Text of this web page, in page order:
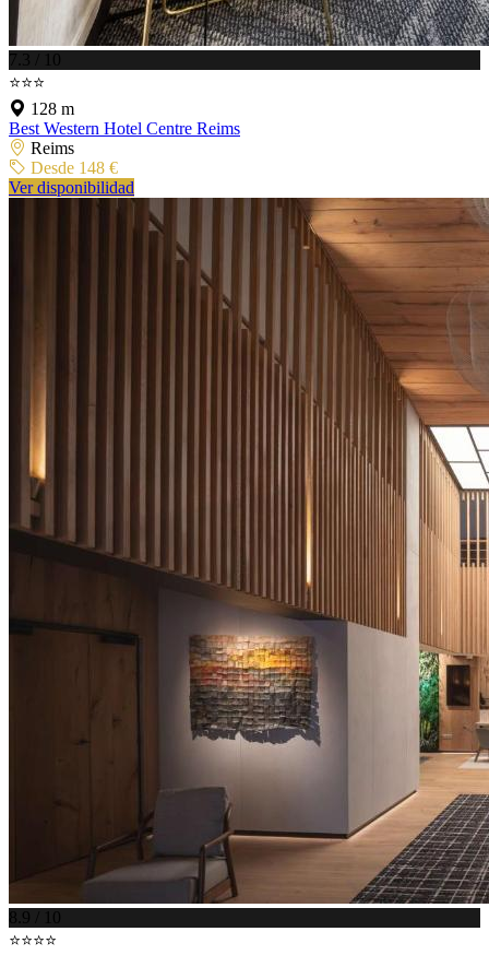
7.3 / 10
⭐⭐⭐
128 m
Best Western Hotel Centre Reims
Reims
Desde 148 €
Ver disponibilidad
8.9 / 10
⭐⭐⭐⭐